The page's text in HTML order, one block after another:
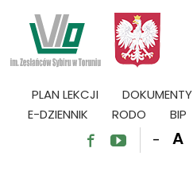
PLAN LEKCJI DOKUMENTY
E-DZIENNIK
RODO BIP
  - A